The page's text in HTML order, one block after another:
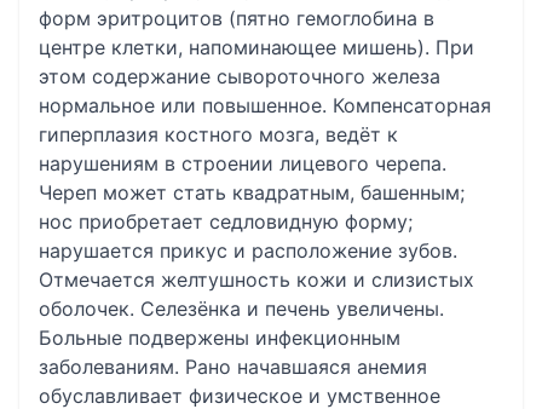
форм эритроцитов (пятно гемоглобина в
центре клетки, напоминающее мишень). При
этом содержание сывороточного железа
нормальное или повышенное. Компенсаторная
гиперплазия костного мозга, ведёт к
нарушениям в строении лицевого черепа.
Череп может стать квадратным, башенным;
нос приобретает седловидную форму;
нарушается прикус и расположение зубов.
Отмечается желтушность кожи и слизистых
оболочек. Селезёнка и печень увеличены.
Больные подвержены инфекционным
заболеваниям. Рано начавшаяся анемия
обуславливает физическое и умственное